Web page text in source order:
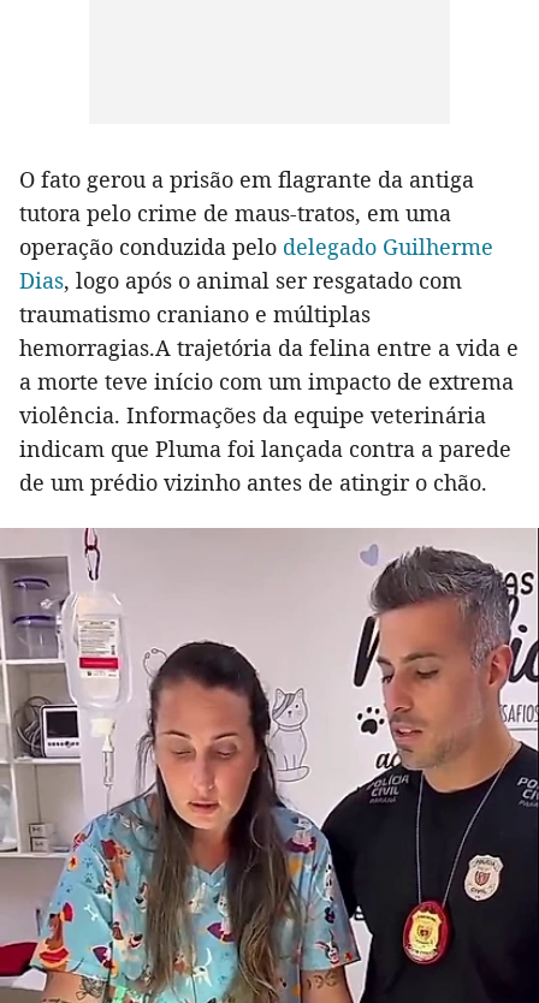
O fato gerou a prisão em flagrante da antiga
tutora pelo crime de maus-tratos, em uma
operação conduzida pelo delegado Guilherme
Dias, logo após o animal ser resgatado com
traumatismo craniano e múltiplas
hemorragias.A trajetória da felina entre a vida e
a morte teve início com um impacto de extrema
violência. Informações da equipe veterinária
indicam que Pluma foi lançada contra a parede
de um prédio vizinho antes de atingir o chão.